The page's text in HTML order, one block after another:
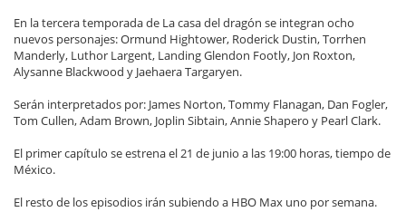
En la tercera temporada de La casa del dragón se integran ocho
nuevos personajes: Ormund Hightower, Roderick Dustin, Torrhen
Manderly, Luthor Largent, Landing Glendon Footly, Jon Roxton,
Alysanne Blackwood y Jaehaera Targaryen.
Serán interpretados por: James Norton, Tommy Flanagan, Dan Fogler,
Tom Cullen, Adam Brown, Joplin Sibtain, Annie Shapero y Pearl Clark.
El primer capítulo se estrena el 21 de junio a las 19:00 horas, tiempo de
México.
El resto de los episodios irán subiendo a HBO Max uno por semana.